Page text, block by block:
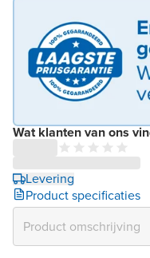
Wat klanten van ons
Levering
Product specificaties